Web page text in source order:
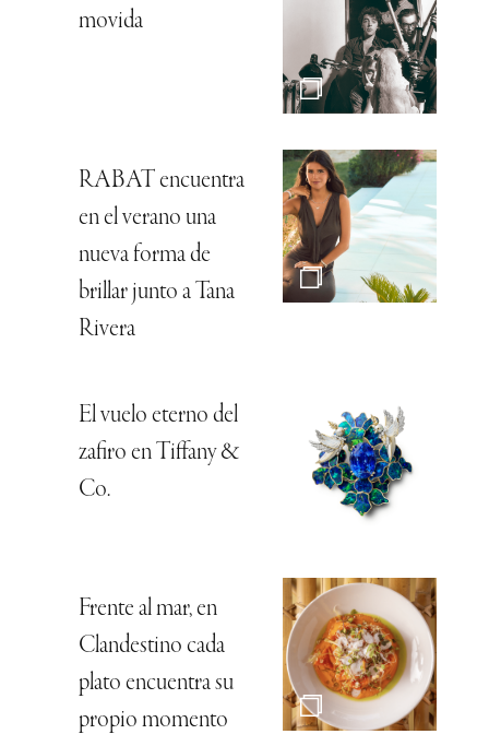
movida
RABAT encuentra
en el verano una
nueva forma de
brillar junto a Tana
Rivera
El vuelo eterno del
zafiro en Tiffany &
Co.
Frente al mar, en
Clandestino cada
plato encuentra su
propio momento